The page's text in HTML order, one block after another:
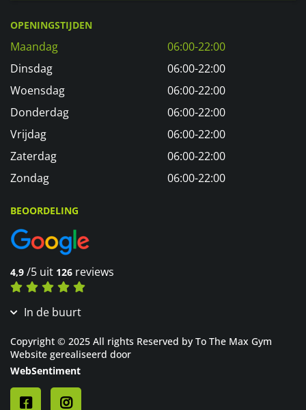
OPENINGSTIJDEN
Maandag
06:00-22:00
Dinsdag
06:00-22:00
Woensdag
06:00-22:00
Donderdag
06:00-22:00
Vrijdag
06:00-22:00
Zaterdag
06:00-22:00
Zondag
06:00-22:00
BEOORDELING
4,9 /5 uit 126 reviews
In de buurt
Sportschool in Teteringen
Sportschool in Made
Sportschool in Oosterhout
Copyright © 2025 All rights Reserved by To The Max Gym
Website gerealiseerd door
WebSentiment